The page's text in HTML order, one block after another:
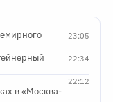
23:05
22:34
22:12
в «Москва-